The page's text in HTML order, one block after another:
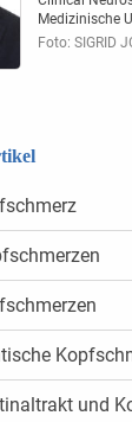
Medizinische
Foto: SIGRID
und